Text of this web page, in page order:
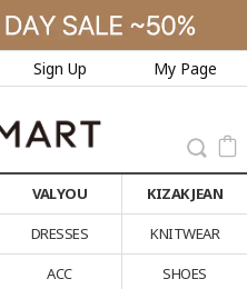
Sign Up My Page
VALYOU
KIZAK JEAN
DRESSES
KNITWEAR
ACC
SHOES